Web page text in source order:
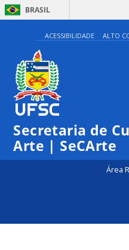
BRASIL
ACESSIBILIDADE ALTO
Secretaria de
Arte | SeCArte
Área